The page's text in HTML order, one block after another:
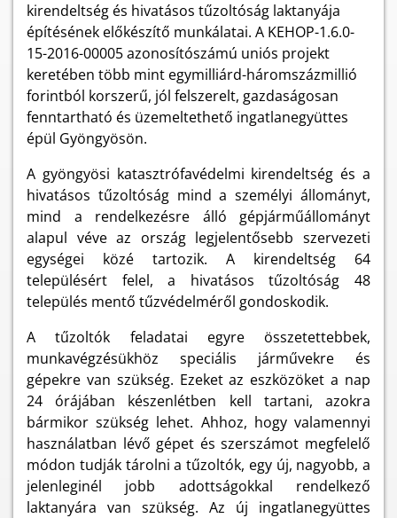
kirendeltség és hivatásos tűzoltóság laktanyája
építésének előkészítő munkálatai. A KEHOP-1.6.0-
15-2016-00005 azonosítószámú uniós projekt
keretében több mint egymilliárd-háromszázmillió
forintból korszerű, jól felszerelt, gazdaságosan
fenntartható és üzemeltethető ingatlanegyüttes
épül Gyöngyösön.
A gyöngyösi katasztrófavédelmi kirendeltség és a
hivatásos tűzoltóság mind a személyi állományt,
mind a rendelkezésre álló gépjárműállományt
alapul véve az ország legjelentősebb szervezeti
egységei közé tartozik. A kirendeltség 64
településért felel, a hivatásos tűzoltóság 48
település mentő tűzvédelméről gondoskodik.
A tűzoltók feladatai egyre összetettebbek,
munkavégzésükhöz speciális járművekre és
gépekre van szükség. Ezeket az eszközöket a nap
24 órájában készenlétben kell tartani, azokra
bármikor szükség lehet. Ahhoz, hogy valamennyi
használatban lévő gépet és szerszámot megfelelő
módon tudják tárolni a tűzoltók, egy új, nagyobb, a
jelenleginél jobb adottságokkal rendelkező
laktanyára van szükség. Az új ingatlanegyüttes